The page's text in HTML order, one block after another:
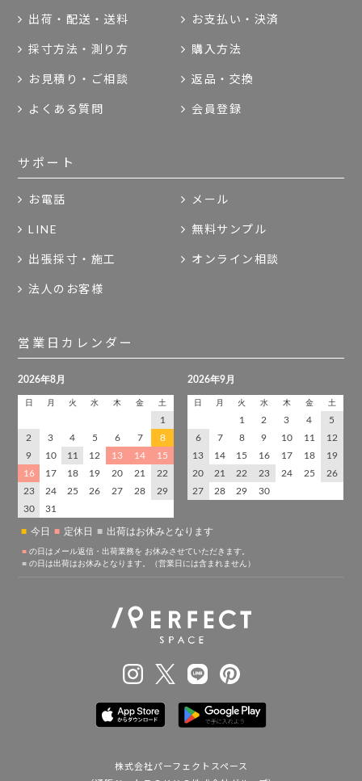
出荷・配送・送料 お支払い・決済
採寸方法・測り方 購入方法
お見積り・ご相談 返品・交換
よくある質問 会員登録
サポート
お電話 メール
LINE 無料サンプル
出張採寸・施工 オンライン相談
法人のお客様
営業日カレンダー
株式会社パーフェクトスペース